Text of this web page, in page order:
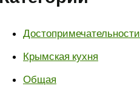
Достопримечательности
Крымская кухня
Общая